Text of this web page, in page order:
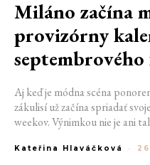
Miláno začína
provizórny
Aj keď je módna scéna
zákulisí už začína spriadať
weekov. Výnimkou nie je ani
od 22. do 28. septembra
Kateřina Hlaváčková -